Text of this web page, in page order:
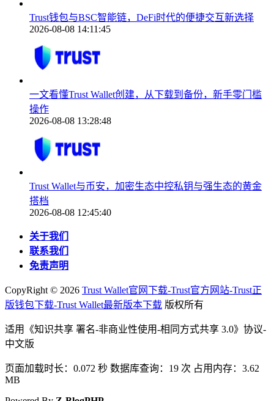
Trust钱包与BSC智能链，DeFi时代的便捷交互新选择
2026-08-08 14:11:45
一文看懂Trust Wallet创建，从下载到备份，新手零门槛
操作
2026-08-08 13:28:48
Trust Wallet与币安，加密生态中控私钥与强生态的黄金
搭档
2026-08-08 12:45:40
关于我们
联系我们
免责声明
CopyRight © 2026 Trust Wallet官网下载-Trust官方网站-Trust正
版钱包下载-Trust Wallet最新版本下载 版权所有
适用《知识共享 署名-非商业性使用-相同方式共享 3.0》协议-
中文版
页面加载时长：0.072 秒 数据库查询：19 次 占用内存：3.62
MB